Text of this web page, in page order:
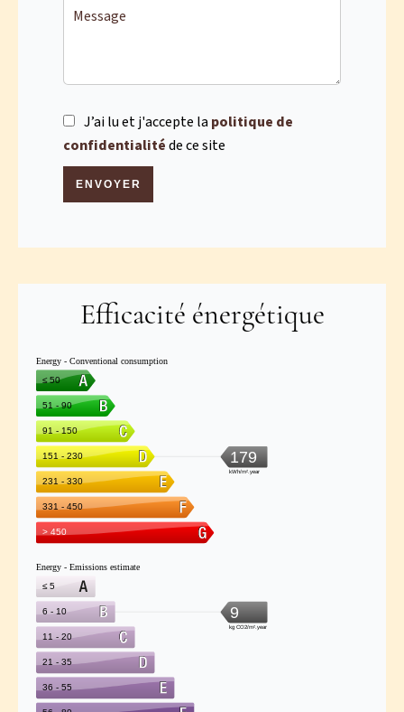
J’ai lu et j'accepte lapolitique de
confidentialitéde ce site
ENVOYER
Efficacité énergétique